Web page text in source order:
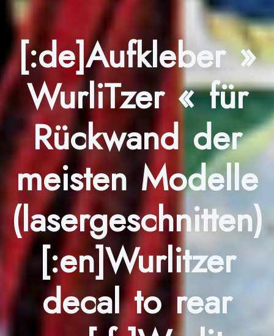
[:de]Aufkleber »
WurliTzer « für
Rückwand der
meisten Modelle
(lasergeschnitten)
[:en]Wurlitzer
decal to rear